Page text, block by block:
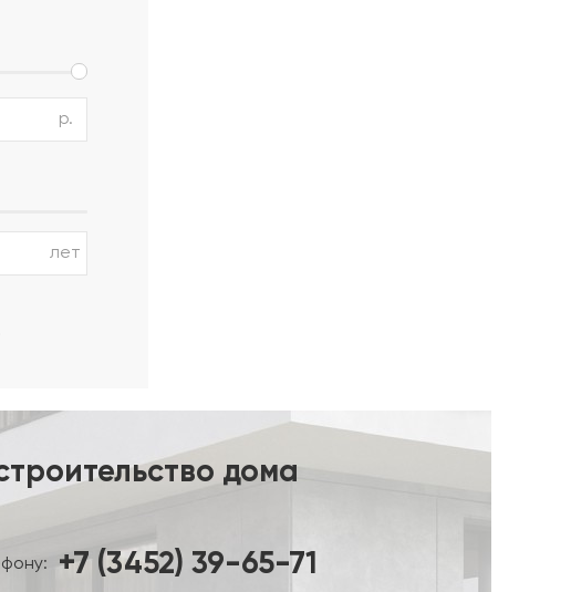
от
арматуры 6/8
р.
лет
дома
+7 (3452) 39-65-71